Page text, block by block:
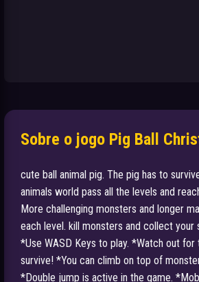
Sobre o jogo Pig Ball
cute ball animal pig. The pig has to
animals world pass all the levels and
More challenging monsters and longer
each level. kill monsters and collect your
*Use WASD Keys to play. *Watch out for
survive! *You can climb on top of
*Double jump is active in the game.